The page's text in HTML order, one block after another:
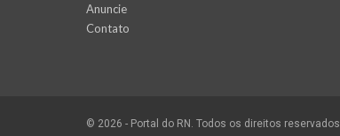
Anuncie
Contato
© 2026 - Portal do RN. Todos os direitos reservados.